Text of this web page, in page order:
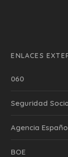
ENLACES
060
Seguridad
Agencia
BOE